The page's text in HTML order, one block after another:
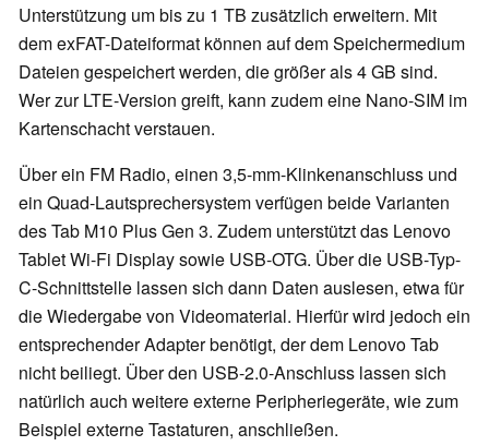
Unterstützung um bis zu 1 TB zusätzlich erweitern. Mit
dem exFAT-Dateiformat können auf dem Speichermedium
Dateien gespeichert werden, die größer als 4 GB sind.
Wer zur LTE-Version greift, kann zudem eine Nano-SIM im
Kartenschacht verstauen.
Über ein FM Radio, einen 3,5-mm-Klinkenanschluss und
ein Quad-Lautsprechersystem verfügen beide Varianten
des Tab M10 Plus Gen 3. Zudem unterstützt das Lenovo
Tablet Wi-Fi Display sowie USB-OTG. Über die USB-Typ-
C-Schnittstelle lassen sich dann Daten auslesen, etwa für
die Wiedergabe von Videomaterial. Hierfür wird jedoch ein
entsprechender Adapter benötigt, der dem Lenovo Tab
nicht beiliegt. Über den USB-2.0-Anschluss lassen sich
natürlich auch weitere externe Peripheriegeräte, wie zum
Beispiel externe Tastaturen, anschließen.